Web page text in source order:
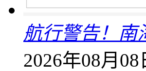
航行警告！南
2026年08月08